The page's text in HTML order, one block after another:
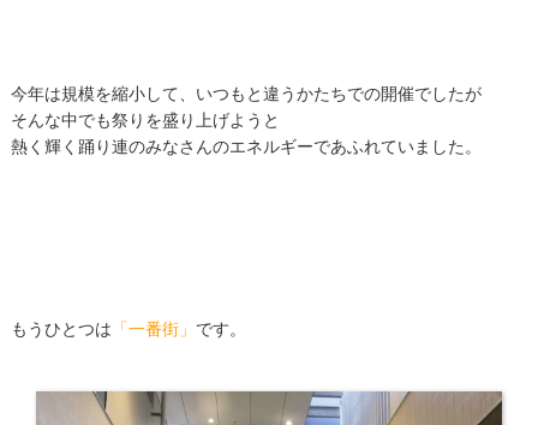
今年は規模を縮小して、いつもと違うかたちでの開催でしたが
そんな中でも祭りを盛り上げようと
熱く輝く踊り連のみなさんのエネルギーであふれていました。
もうひとつは 「一番街」 です。